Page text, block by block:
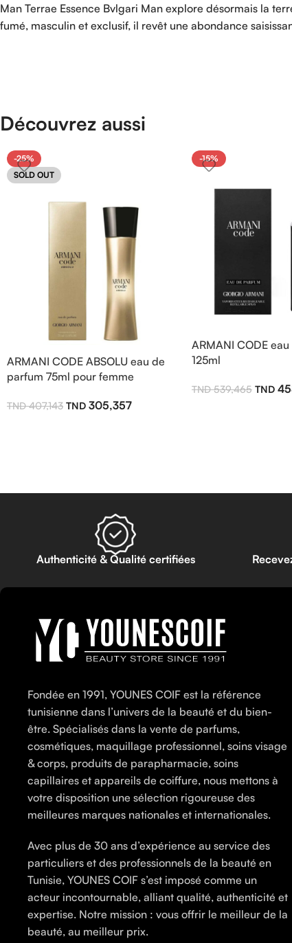
Man Terrae Essence Bvlgari Man explore désormais la
fumé, masculin et exclusif, il revêt une abondance
Découvrez aussi
-25%
SOLD OUT
ARMANI CODE ABSOLU eau de
parfum 75ml pour femme
407,143 305,357
-15%
ARMANI CODE
125ml
539,465
Authenticité & Qualité certifiées
Fondée en 1991, YOUNES COIF est la référence
tunisienne dans l’univers de la beauté et du bien-
être. Spécialisés dans la vente de parfums,
cosmétiques, maquillage professionnel, soins visage
& corps, produits de parapharmacie, soins
capillaires et appareils de coiffure, nous mettons à
votre disposition une sélection rigoureuse des
meilleures marques nationales et internationales.
Avec plus de 30 ans d’expérience au service des
particuliers et des professionnels de la beauté en
Tunisie, YOUNES COIF s’est imposé comme un
acteur incontournable, alliant qualité, authenticité et
expertise. Notre mission : vous offrir le meilleur de la
beauté, au meilleur prix.